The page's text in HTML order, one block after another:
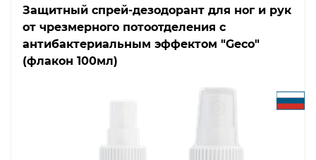
Защитный спрей-дезодорант для ног и рук
от чрезмерного потоотделения с
антибактериальным эффектом "Geco"
(флакон 100мл)